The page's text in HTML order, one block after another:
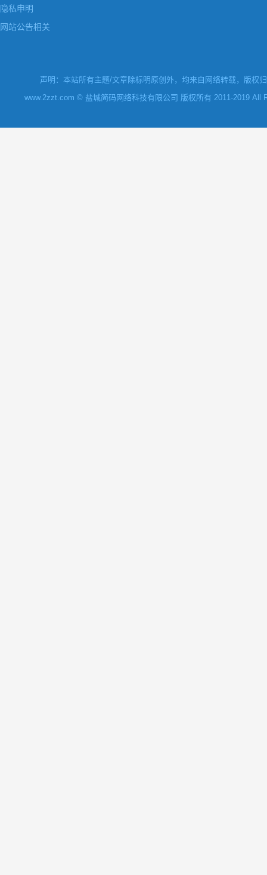
隐私申明
网站公告相关
声明：本站所有主题/文章除标明原创外，均来自网络转载，版权
www.2zzt.com © 盐城简码网络科技有限公司 版权所有 2011-2019